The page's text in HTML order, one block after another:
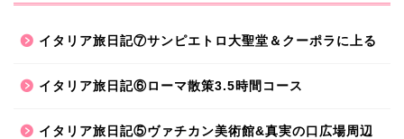
イタリア旅日記⑦サンピエトロ大聖堂＆クーポラに上る
イタリア旅日記⑥ローマ散策3.5時間コース
イタリア旅日記⑤ヴァチカン美術館&真実の口広場周辺